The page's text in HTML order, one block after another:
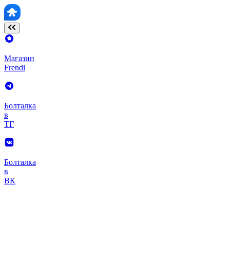
Магазин
Frendi
Болталка
в
ТГ
Болталка
в
ВК